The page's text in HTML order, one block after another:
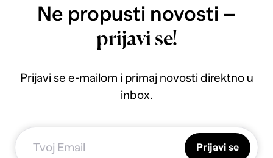
Ne propusti novosti –
prijavi se!
Prijavi se e-mailom i primaj novosti direktno u
inbox.
Prijavi se